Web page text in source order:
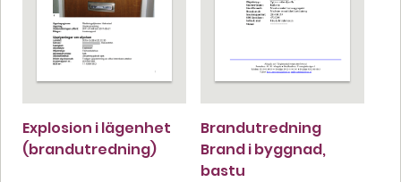
Explosion i lägenhet
(brandutredning)
Brandutredning
Brand i byggnad,
bastu